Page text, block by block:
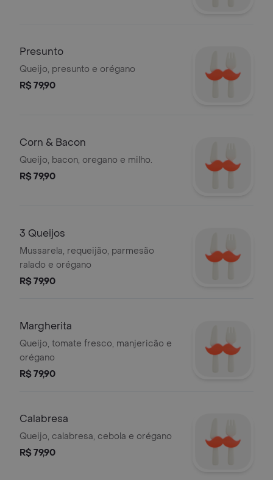
Presunto
Queijo, presunto e orégano
R$ 79,90
Corn & Bacon
Queijo, bacon, oregano e milho.
R$ 79,90
3 Queijos
Mussarela, requeijão, parmesão
ralado e orégano
R$ 79,90
Margherita
Queijo, tomate fresco, manjericão e
orégano
R$ 79,90
Calabresa
Queijo, calabresa, cebola e orégano
R$ 79,90